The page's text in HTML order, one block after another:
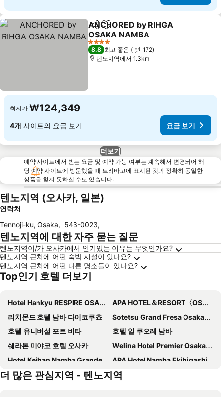
공유 즐겨찾기에 추가
ANCHORED by RIHGA
OSAKA NAMBA
요금 보기
4 성급
8.8 최고 좋음
172
텐노지역에서 1.3km
최저가 ₩124,349
4개 사이트의 요금 보기 요금 보기
더보기
예약 사이트에서 받는 요금 및 예약 가능 여부는 계속해서 변경되어 해
당 예약 사이트에 방문했을 때 트리바고에 표시된 것과 정확히 동일한
상품을 찾지 못하실 수도 있습니다.
텐노지역 (오사카, 일본)
연락처
Tennoji-ku, Osaka, 543-0023,
텐노지역에 대한 자주 묻는 질문
텐노지역이/가 오사카에서 인기있는 이유는 무엇인가요?
텐노지역 근처에 어떤 숙박 시설이 있나요?
텐노지역 근처에 어떤 다른 명소들이 있나요?
Top인기 호텔 더보기
Hotel Hankyu RESPIRE OSAKA
APA HOTEL＆RESORT〈OSAKA NAMBA EKIMAE TOWER〉
리치몬드 호텔 남바 다이코쿠쵸
Sotetsu Grand Fresa Osaka-Namba
호텔 유니버설 포트 비타
호텔 일 쿠오레 남바
쉐라톤 미야코 호텔 오사카
Welina Hotel Premier Osaka Namba
Hotel Keihan Namba Grande
APA Hotel Namba Ekihigashi
남바 오리엔탈 호텔
Osaka Marriott Miyako Hotel
더 많은 관심지역 - 텐노지역